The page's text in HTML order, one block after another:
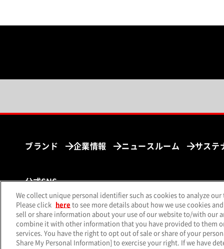
ブランド 企業情報 ニュースルーム サステ
公式SNS
X（旧Twitter）（別ウィンドウで開く）
Facebook（別ウィンドウで開く）
Instagram （別ウ
サイトマップ個人情
We collect unique personal identifier such as cookies to analyze
Please click
here to see more details about how we use cookies
sell or share information about your use of our website to/with our
combine it with other information that you have provided to them
services. You have the right to opt out of sale or share of your
Share My Personal Information] to exercise your right. If we have